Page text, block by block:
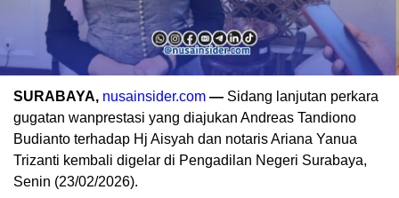
SURABAYA, nusainsider.com — Sidang lanjutan perkara
gugatan wanprestasi yang diajukan Andreas Tandiono
Budianto terhadap Hj Aisyah dan notaris Ariana Yanua
Trizanti kembali digelar di Pengadilan Negeri Surabaya,
Senin (23/02/2026).